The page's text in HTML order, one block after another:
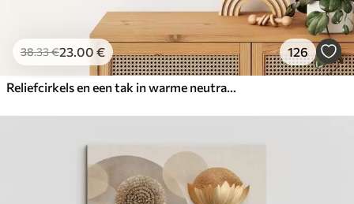
38.33€23.00 € 126
Reliefcirkels en een tak in warme neutrale tinten